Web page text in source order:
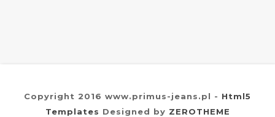
Copyright 2016 www.primus-jeans.pl - Html5
Templates Designed by ZEROTHEME